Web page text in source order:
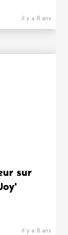
il y a 8 ans
sur
il y a 8 ans